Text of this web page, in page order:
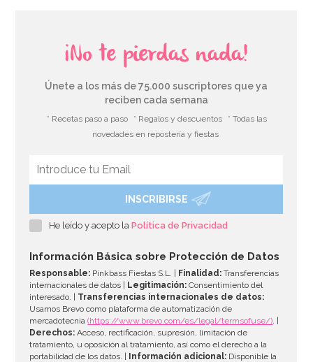
¡No te pierdas nada!
Únete a los más de 75.000 suscriptores que ya
reciben cada semana
* Recetas paso a paso * Regalos y descuentos
* Todas las
novedades en repostería y fiestas
INSCRIBIRSE
He leído y acepto laPolítica de Privacidad
Información Básica sobre Protección de Datos
Responsable: Pinkbass Fiestas S.L. | Finalidad: Transferencias
internacionales de datos |
Legitimación: Consentimiento del
interesado. | Transferencias internacionales de datos:
Usamos Brevo como plataforma de automatización de
mercadotecnia(https://www.brevo.com/es/legal/termsofuse/). |
Derechos: Acceso, rectificación, supresión, limitación de
tratamiento, u oposición al tratamiento, así como el derecho a la
portabilidad de los datos. |
Información adicional: Disponible la